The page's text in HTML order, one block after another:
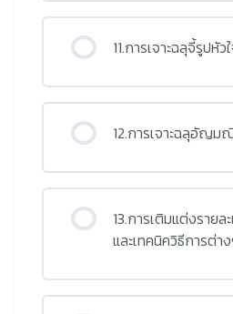
11.การเจาะฉลุจี้รูปหัว
12.การเจาะฉลุอัญม
13.การเติมแต่งราย
และเทคนิควิธีการต่า